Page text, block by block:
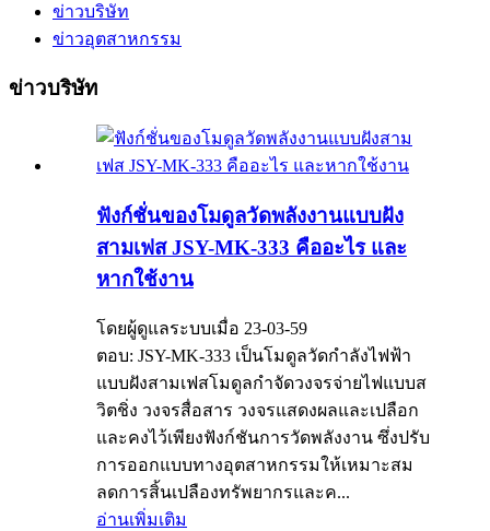
ข่าวบริษัท
ข่าวอุตสาหกรรม
ข่าวบริษัท
ฟังก์ชั่นของโมดูลวัดพลังงานแบบฝัง
สามเฟส JSY-MK-333 คืออะไร และ
หากใช้งาน
โดยผู้ดูแลระบบเมื่อ 23-03-59
ตอบ: JSY-MK-333 เป็นโมดูลวัดกำลังไฟฟ้า
แบบฝังสามเฟสโมดูลกำจัดวงจรจ่ายไฟแบบส
วิตชิ่ง วงจรสื่อสาร วงจรแสดงผลและเปลือก
และคงไว้เพียงฟังก์ชันการวัดพลังงาน ซึ่งปรับ
การออกแบบทางอุตสาหกรรมให้เหมาะสม
ลดการสิ้นเปลืองทรัพยากรและค...
อ่านเพิ่มเติม